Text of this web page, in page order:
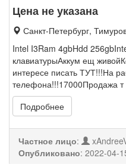
Цена не указана
Санкт-Петербург,
Intel I3Ram 4gbHdd
клавиатурыАккум ещ
интересе писать ТУТ!!!На
телефона!!!17000Продажа т
Подробнее
Частное лицо:
Опубликовано: 2022-04-